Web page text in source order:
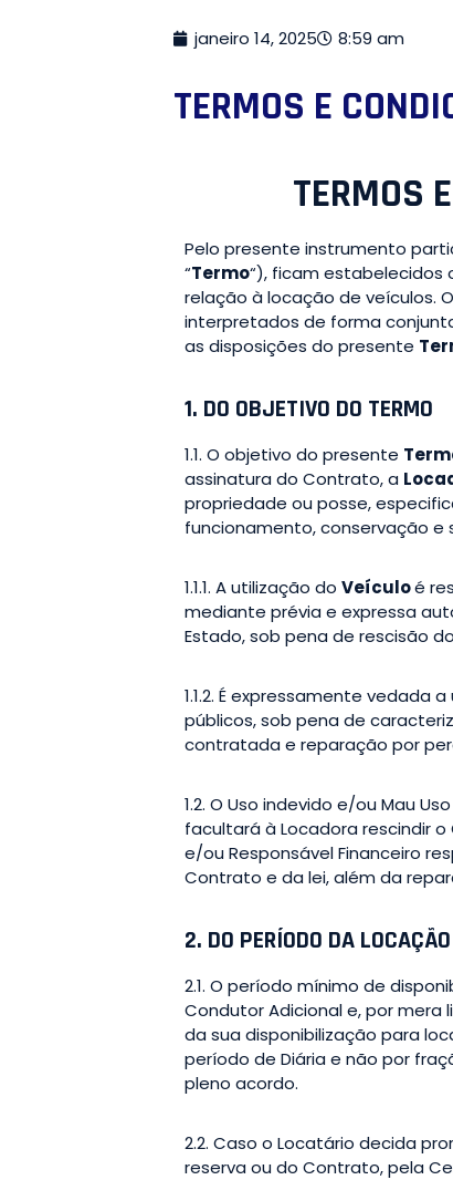
janeiro 14, 2025 8:59 am
TERMOS E
TERMOS
Pelo presente instrumento
“Termo“), ficam estabelecidos
relação à locação de veículos.
interpretados de forma
as disposições do presente
1. DO OBJETIVO DO TERMO
1.1. O objetivo do presente
assinatura do Contrato, a
propriedade ou posse,
funcionamento, conservação e
1.1.1. A utilização do Veículoé
mediante prévia e expressa
Estado, sob pena de rescisão
1.1.2. É expressamente vedada
públicos, sob pena de
contratada e reparação por
1.2. O Uso indevido e/ou Mau
facultará à Locadora rescindir
e/ou Responsável Financeiro
Contrato e da lei, além da
2. DO PERÍODO DA LOCAÇÃO
2.1. O período mínimo de
Condutor Adicional e, por
da sua disponibilização para
período de Diária e não por
pleno acordo.
2.2. Caso o Locatário decida
reserva ou do Contrato, pela